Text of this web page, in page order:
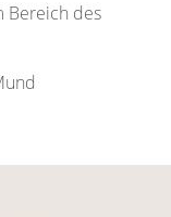
Bereich des